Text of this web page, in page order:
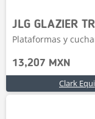
JLG GLAZIER
Plataformas y
13,207 MXN
Clark